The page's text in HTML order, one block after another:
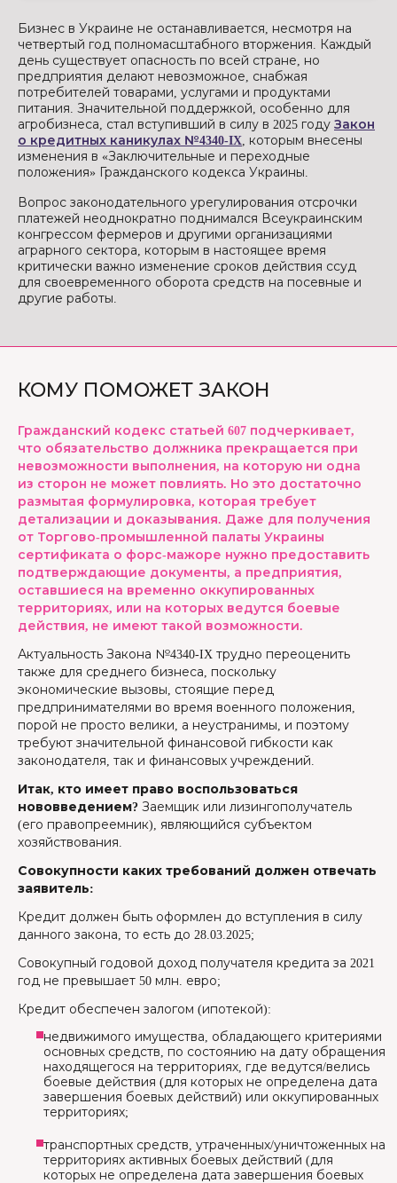
Бизнес в Украине не останавливается, несмотря на
четвертый год полномасштабного вторжения. Каждый
день существует опасность по всей стране, но
предприятия делают невозможное, снабжая
потребителей товарами, услугами и продуктами
питания. Значительной поддержкой, особенно для
агробизнеса, стал вступивший в силу в 2025 году Закон
о кредитных каникулах №4340-IX, которым внесены
изменения в «Заключительные и переходные
положения» Гражданского кодекса Украины.
Вопрос законодательного урегулирования отсрочки
платежей неоднократно поднимался Всеукраинским
конгрессом фермеров и другими организациями
аграрного сектора, которым в настоящее время
критически важно изменение сроков действия ссуд
для своевременного оборота средств на посевные и
другие работы.
КОМУ ПОМОЖЕТ ЗАКОН
Гражданский кодекс статьей 607 подчеркивает,
что обязательство должника прекращается при
невозможности выполнения, на которую ни одна
из сторон не может повлиять. Но это достаточно
размытая формулировка, которая требует
детализации и доказывания. Даже для получения
от Торгово-промышленной палаты Украины
сертификата о форс-мажоре нужно предоставить
подтверждающие документы, а предприятия,
оставшиеся на временно оккупированных
территориях, или на которых ведутся боевые
действия, не имеют такой возможности.
Актуальность Закона №4340-IX трудно переоценить
также для среднего бизнеса, поскольку
экономические вызовы, стоящие перед
предпринимателями во время военного положения,
порой не просто велики, а неустранимы, и поэтому
требуют значительной финансовой гибкости как
законодателя, так и финансовых учреждений.
Итак, кто имеет право воспользоваться
нововведением? Заемщик или лизингополучатель
(его правопреемник), являющийся субъектом
хозяйствования.
Совокупности каких требований должен отвечать
заявитель:
Кредит должен быть оформлен до вступления в силу
данного закона, то есть до 28.03.2025;
Совокупный годовой доход получателя кредита за 2021
год не превышает 50 млн. евро;
Кредит обеспечен залогом (ипотекой):
недвижимого имущества, обладающего критериями
основных средств, по состоянию на дату обращения
находящегося на территориях, где ведутся/велись
боевые действия (для которых не определена дата
завершения боевых действий) или оккупированных
территориях;
транспортных средств, утраченных/уничтоженных на
территориях активных боевых действий (для
которых не определена дата завершения боевых